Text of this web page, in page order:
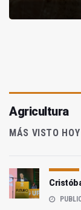
Agricultura
MÁS VISTO HOY